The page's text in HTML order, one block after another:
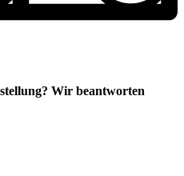
Wir beantworten